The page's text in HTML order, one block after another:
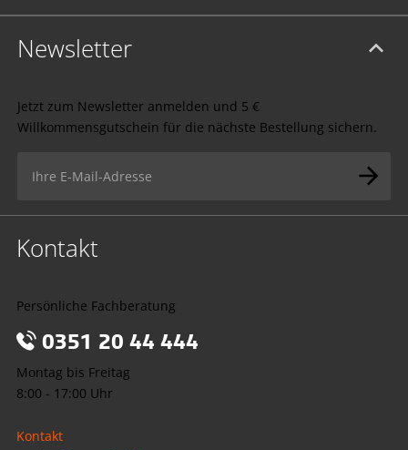
Newsletter
Jetzt zum Newsletter anmelden und 5 €
Willkommensgutschein für die nächste Bestellung sichern.
Kontakt
Persönliche Fachberatung
0351 20 44 444
Montag bis Freitag
8:00 - 17:00 Uhr
Kontakt